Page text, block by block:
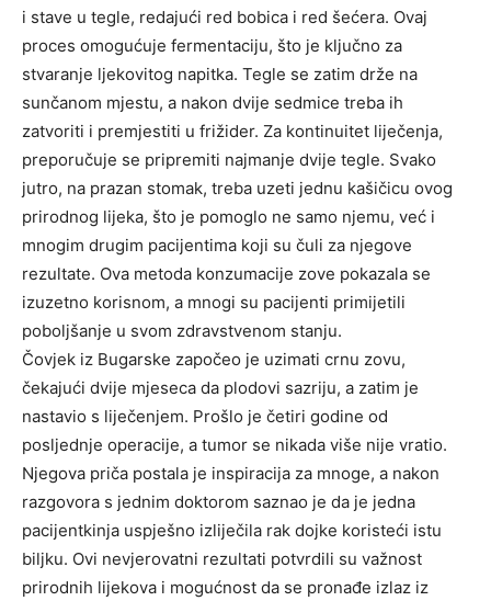
i stave u tegle, redajući red bobica i red šećera. Ovaj
proces omogućuje fermentaciju, što je ključno za
stvaranje ljekovitog napitka. Tegle se zatim drže na
sunčanom mjestu, a nakon dvije sedmice treba ih
zatvoriti i premjestiti u frižider. Za kontinuitet liječenja,
preporučuje se pripremiti najmanje dvije tegle. Svako
jutro, na prazan stomak, treba uzeti jednu kašičicu ovog
prirodnog lijeka, što je pomoglo ne samo njemu, već i
mnogim drugim pacijentima koji su čuli za njegove
rezultate. Ova metoda konzumacije zove pokazala se
izuzetno korisnom, a mnogi su pacijenti primijetili
poboljšanje u svom zdravstvenom stanju.
Čovjek iz Bugarske započeo je uzimati crnu zovu,
čekajući dvije mjeseca da plodovi sazriju, a zatim je
nastavio s liječenjem. Prošlo je četiri godine od
posljednje operacije, a tumor se nikada više nije vratio.
Njegova priča postala je inspiracija za mnoge, a nakon
razgovora s jednim doktorom saznao je da je jedna
pacijentkinja uspješno izliječila rak dojke koristeći istu
biljku. Ovi nevjerovatni rezultati potvrdili su važnost
prirodnih lijekova i mogućnost da se pronađe izlaz iz